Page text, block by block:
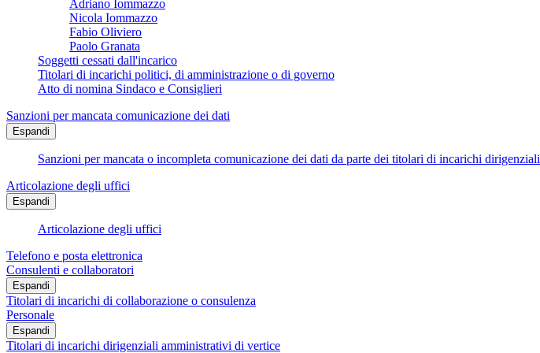
Adriano Iommazzo
Nicola Iommazzo
Fabio Oliviero
Paolo Granata
Soggetti cessati dall'incarico
Titolari di incarichi politici, di amministrazione o di governo
Atto di nomina Sindaco e Consiglieri
Sanzioni per mancata comunicazione dei dati
Espandi
Sanzioni per mancata o incompleta comunicazione dei dati da parte dei titolari di incarichi dirigenziali
Articolazione degli uffici
Espandi
Articolazione degli uffici
Telefono e posta elettronica
Consulenti e collaboratori
Espandi
Titolari di incarichi di collaborazione o consulenza
Personale
Espandi
Titolari di incarichi dirigenziali amministrativi di vertice